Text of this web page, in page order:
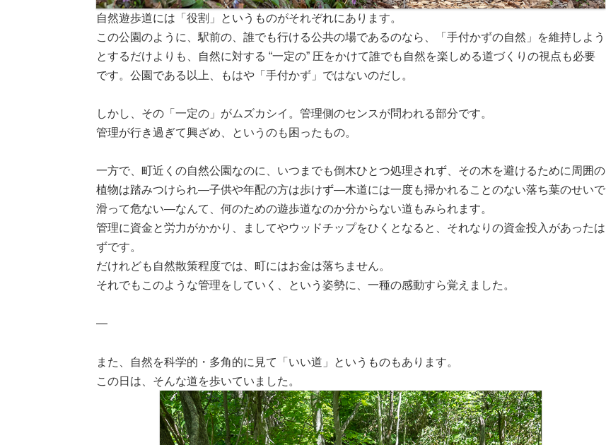
自然遊歩道には「役割」というものがそれぞれにあります。
この公園のように、駅前の、誰でも行ける公共の場であるのなら、「手付かずの自然」を維持しよう
とするだけよりも、自然に対する “一定の” 圧をかけて誰でも自然を楽しめる道づくりの視点も必要
です。公園である以上、もはや「手付かず」ではないのだし。
しかし、その「一定の」がムズカシイ。管理側のセンスが問われる部分です。
管理が行き過ぎて興ざめ、というのも困ったもの。
一方で、町近くの自然公園なのに、いつまでも倒木ひとつ処理されず、その木を避けるために周囲の
植物は踏みつけられ―子供や年配の方は歩けず―木道には一度も掃かれることのない落ち葉のせいで
滑って危ない―なんて、何のための遊歩道なのか分からない道もみられます。
管理に資金と労力がかかり、ましてやウッドチップをひくとなると、それなりの資金投入があったは
ずです。
だけれども自然散策程度では、町にはお金は落ちません。
それでもこのような管理をしていく、という姿勢に、一種の感動すら覚えました。
—
また、自然を科学的・多角的に見て「いい道」というものもあります。
この日は、そんな道を歩いていました。